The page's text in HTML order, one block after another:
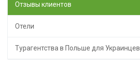
Отзывы клиентов
Отели
Турагентства в Польше для Украинцев